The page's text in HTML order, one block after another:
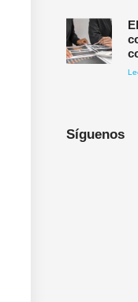
Síguenos